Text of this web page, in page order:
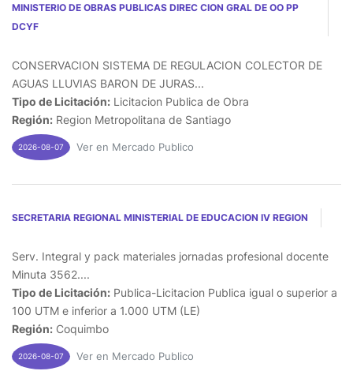
MINISTERIO DE OBRAS PUBLICAS DIREC CION GRAL DE OO PP
DCYF
CONSERVACION SISTEMA DE REGULACION COLECTOR DE
AGUAS LLUVIAS BARON DE JURAS...
Tipo de Licitación: Licitacion Publica de Obra
Región: Region Metropolitana de Santiago
2026-08-07 Ver en Mercado Publico
SECRETARIA REGIONAL MINISTERIAL DE EDUCACION IV REGION
Serv. Integral y pack materiales jornadas profesional docente
Minuta 3562....
Tipo de Licitación: Publica-Licitacion Publica igual o superior a
100 UTM e inferior a 1.000 UTM (LE)
Región: Coquimbo
2026-08-07 Ver en Mercado Publico